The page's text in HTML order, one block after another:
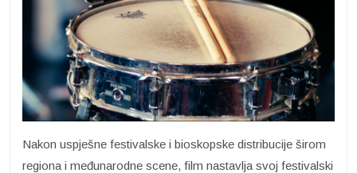
Nakon uspješne festivalske i bioskopske distribucije širom
regiona i međunarodne scene, film nastavlja svoj festivalski